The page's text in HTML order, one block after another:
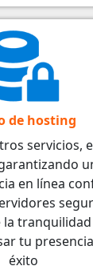
de hosting
servicios,
en línea
tu
éxito